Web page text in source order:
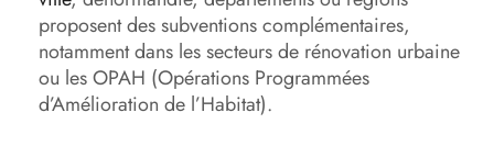
proposent des subventions complémentaires,
notamment dans les secteurs de rénovation urbaine
ou les OPAH (Opérations Programmées
d’Amélioration de l’Habitat).